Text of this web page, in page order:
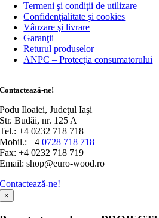
Termeni şi condiţii de utilizare
Confidenţialitate şi cookies
Vânzare şi livrare
Garanţii
Returul produselor
ANPC – Protecţia consumatorului
Contactează-ne!
Podu Iloaiei, Judeţul Iaşi
Str. Budăi, nr. 125 A
Tel.: +4 0232 718 718
Mobil.: +40728 718 718
Fax: +4 0232 718 719
Email: shop@euro-wood.ro
Contactează-ne!
×